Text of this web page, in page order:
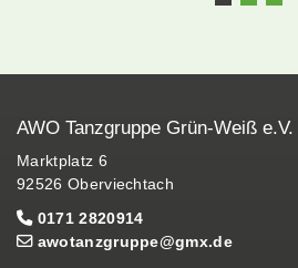
AWO Tanzgruppe Grün-Weiß e.V.
Marktplatz 6
92526 Oberviechtach
0171 2820914
awotanzgruppe@gmx.de